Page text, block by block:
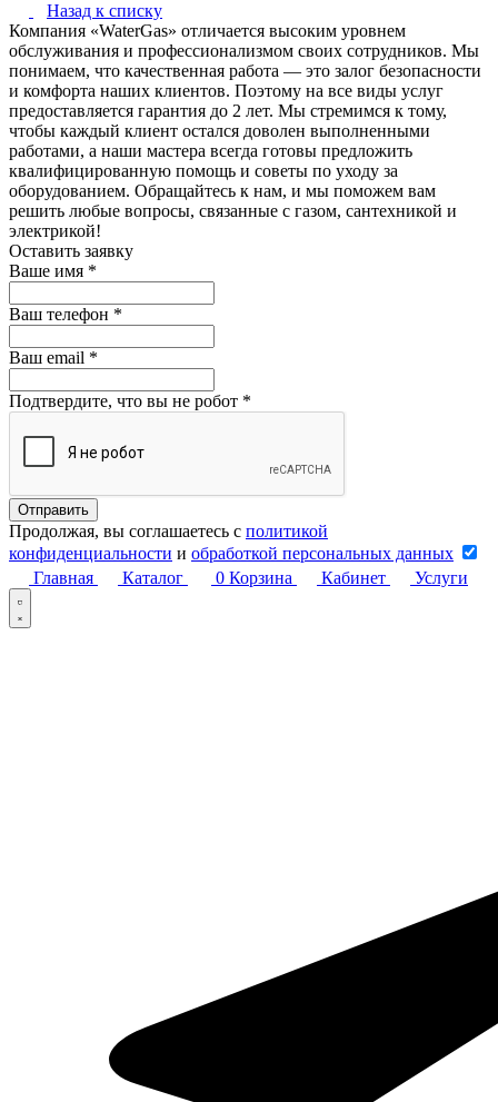
Назад к списку
Компания «WaterGas» отличается высоким уровнем
обслуживания и профессионализмом своих сотрудников. Мы
понимаем, что качественная работа — это залог безопасности
и комфорта наших клиентов. Поэтому на все виды услуг
предоставляется гарантия до 2 лет. Мы стремимся к тому,
чтобы каждый клиент остался доволен выполненными
работами, а наши мастера всегда готовы предложить
квалифицированную помощь и советы по уходу за
оборудованием. Обращайтесь к нам, и мы поможем вам
решить любые вопросы, связанные с газом, сантехникой и
электрикой!
Оставить заявку
Ваше имя *
Ваш телефон *
Ваш email *
Подтвердите, что вы не робот *
Продолжая, вы соглашаетесь с политикой
конфиденциальности и обработкой персональных данных
Главная
Каталог 0 Корзина Кабинет Услуги